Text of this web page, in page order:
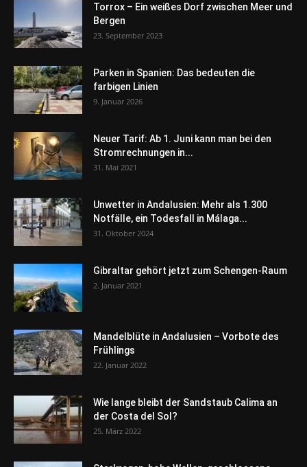
Torrox – Ein weißes Dorf zwischen Meer und
Bergen
23. September 2023
Parken in Spanien: Das bedeuten die
farbigen Linien
9. Januar 2026
Neuer Tarif: Ab 1. Juni kann man bei den
Stromrechnungen in...
31. Mai 2021
Unwetter in Andalusien: Mehr als 1.300
Notfälle, ein Todesfall in Málaga...
31. Oktober 2024
Gibraltar gehört jetzt zum Schengen-Raum
2. Januar 2021
Mandelblüte in Andalusien – Vorbote des
Frühlings
22. Januar 2022
Wie lange bleibt der Sandstaub Calima an
der Costa del Sol?
25. März 2022